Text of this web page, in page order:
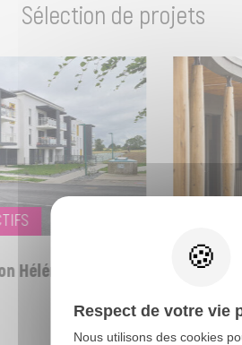
Sélection de projets
- Pôle
Respect de votre vie
Nous utilisons des cookies